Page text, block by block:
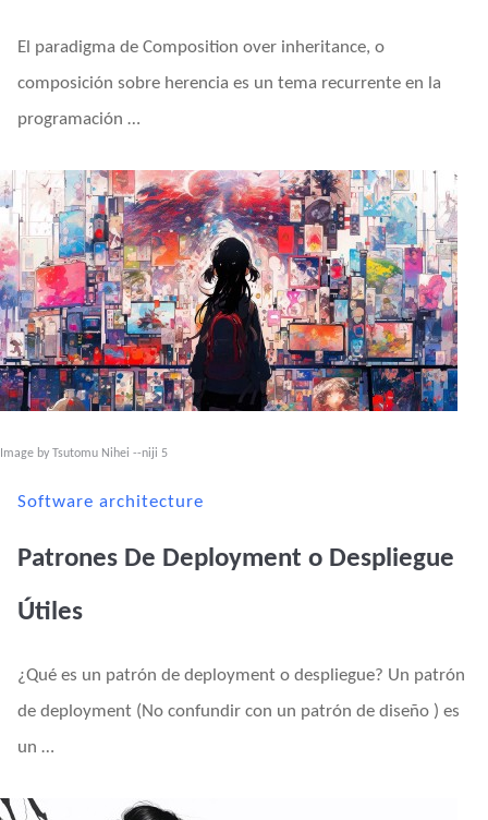
El paradigma de Composition over inheritance, o
composición sobre herencia es un tema recurrente en la
programación …
Image by Tsutomu Nihei --niji 5
Software architecture
Patrones De Deployment o Despliegue
Útiles
¿Qué es un patrón de deployment o despliegue? Un patrón
de deployment (No confundir con un patrón de diseño ) es
un …